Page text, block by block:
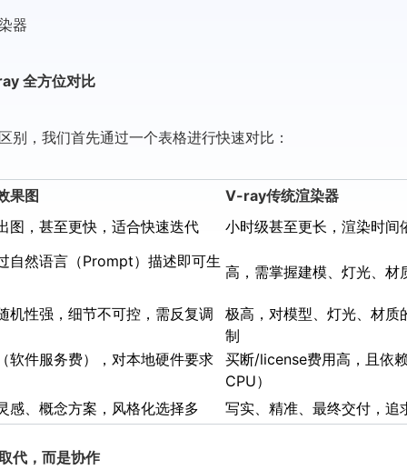
全方位对比
别，我们首先通过一个表格进行快速对比：
果图
V-ray传统渲染器
图，甚至更快，适合快速迭代
小时级甚至更长，渲染时间
自然语言（Prompt）描述即可生
高，需掌握建模、灯光、材
机性强，细节不可控，需反复调
极高，对模型、灯光、材质
制
软件服务费），对本地硬件要求
买断/license费用高，且依
CPU）
感、概念方案，风格化选择多
写实、精准、最终交付，追
代，而是协作